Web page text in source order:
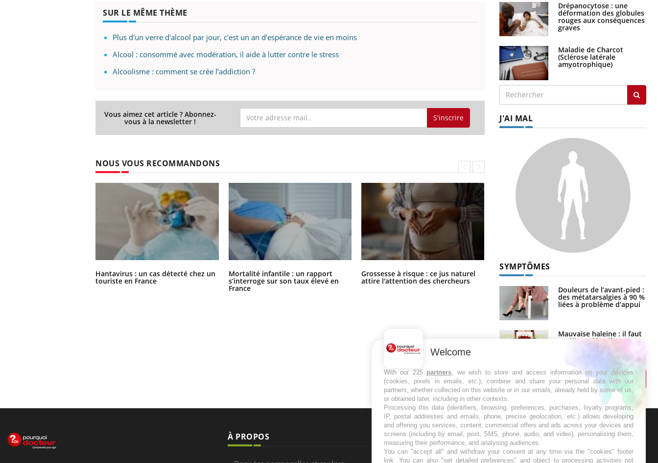
SUR LE MÊME THÈME
Plus d'un verre d'alcool par jour, c'est un an d'espérance de vie en moins
Alcool : consommé avec modération, il aide à lutter contre le stress
Alcoolisme : comment se crée l’addiction ?
Vous aimez cet article ? Abonnez-
vous à la newsletter ! S'inscrire
NOUS VOUS RECOMMANDONS
Hantavirus : un cas détecté chez un
touriste en France
Mortalité infantile : un rapport
s’interroge sur son taux élevé en
France
Grossesse à risque : ce jus naturel
attire l'attention des chercheurs
Comment oublier les écrans en
vacances ?
Drépanocytose : une
déformation des globules
rouges aux conséquences
graves
Maladie de Charcot
(Sclérose latérale
amyotrophique)
J'AI MAL
SYMPTÔMES
Douleurs de l’avant-pied :
des métatarsalgies à 90 %
liées à problème d’appui
Mauvaise haleine : il faut
améliorer l’hygiène
À PROPOS NEWSLETTER
Recevez toutes les semaines les meilleures
Welcome
With our 225 partners, we wish to store and access information on your devices
(cookies, pixels in emails, etc.), combine and share your personal data with our
partners, whether collected on this website or in our emails, already held by some of us,
or obtained later, including in other contexts.
Processing this data (identifiers, browsing, preferences, purchases, loyalty programs,
IP, postal addresses and emails, phone, precise geolocation, etc.) allows developing
and offering you services, content, commercial offers and ads across your devices and
screens (including by email, post, SMS, phone, audio, and video), personalising them,
measuring their performance, and analysing audiences.
You can "accept all" and withdraw your consent at any time via the "cookies" footer
link. You can also "set detailed preferences" and object to processing activities not